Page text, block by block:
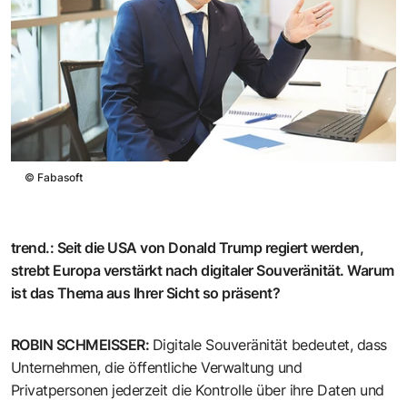
© Fabasoft
trend.: Seit die USA von Donald Trump regiert werden,
strebt Europa verstärkt nach digitaler Souveränität. Warum
ist das Thema aus Ihrer Sicht so präsent?
ROBIN SCHMEISSER: Digitale Souveränität bedeutet, dass
Unternehmen, die öffentliche Verwaltung und
Privatpersonen jederzeit die Kontrolle über ihre Daten und